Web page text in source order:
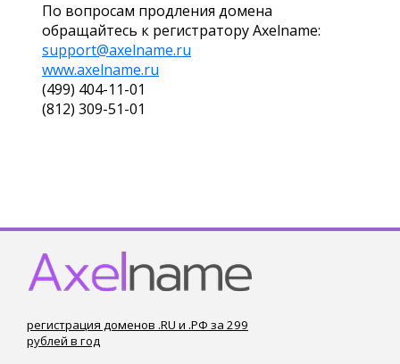
По вопросам продления домена
обращайтесь к регистратору Axelname:
support@axelname.ru
www.axelname.ru
(499) 404-11-01
(812) 309-51-01
регистрация доменов .RU и .РФ за 299
рублей в год